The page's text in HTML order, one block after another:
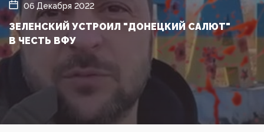
06 Декабря 2022
ЗЕЛЕНСКИЙ УСТРОИЛ "ДОНЕЦКИЙ САЛЮТ"
В ЧЕСТЬ ВФУ